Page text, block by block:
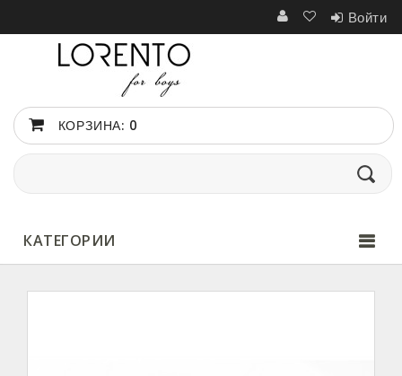
Войти
КОРЗИНА: 0
КАТЕГОРИИ